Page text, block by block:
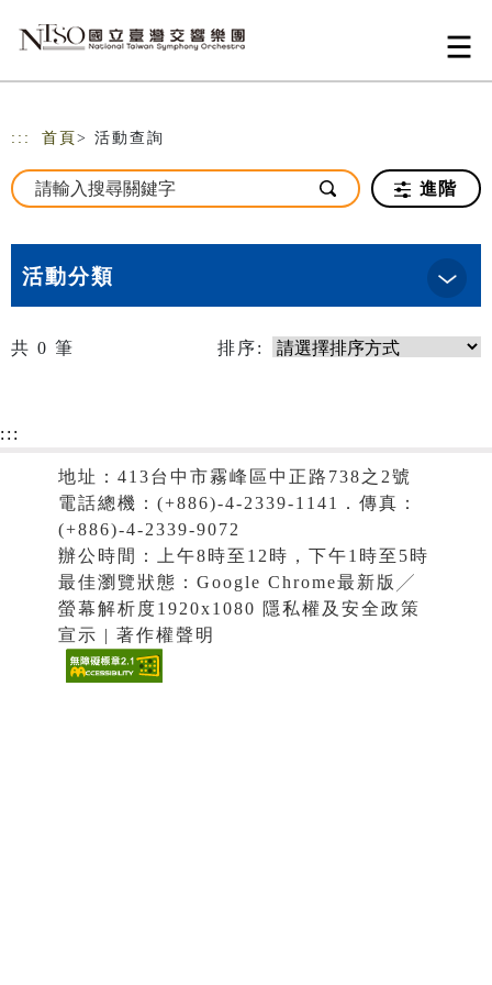
::: 首頁 > 活動查詢
進階
活動分類
共 0 筆 排序:
:::
地址：413台中市霧峰區中正路738之2號
電話總機：(+886)-4-2339-1141．傳真：
(+886)-4-2339-9072
辦公時間：上午8時至12時，下午1時至5時
最佳瀏覽狀態：Google Chrome最新版╱
螢幕解析度1920x1080 隱私權及安全政策
宣示 | 著作權聲明